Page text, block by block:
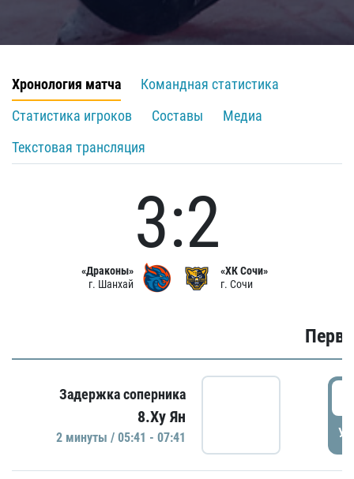
Хронология матча
Командная статистика
Статистика игроков
Составы
Медиа
Текстовая трансляция
«Драконы»
г. Шанхай
3:2
«ХК Сочи»
г. Сочи
Задержка соперника
8.Ху Ян
2 минуты / 05:41 - 07:41